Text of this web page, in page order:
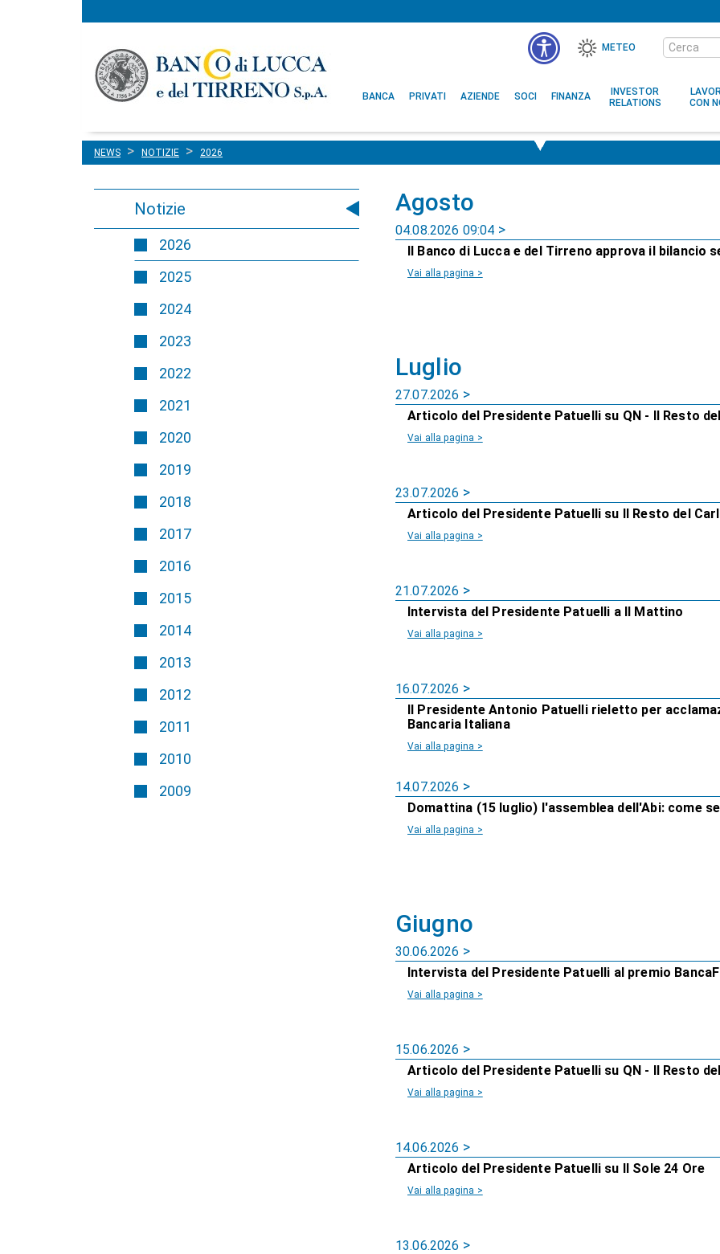
METEO
Cerca
nel
sito
principale
BANCA PRIVATI AZIENDE SOCI FINANZA
INVESTOR
RELATIONS
CON
NEWS NOTIZIE 2026
Notizie
2026
2025
2024
2023
2022
2021
2020
2019
2018
2017
2016
2015
2014
2013
2012
2011
2010
2009
Agosto
04.08.2026 09:04
Il Banco di Lucca e del Tirreno approva il bilancio
Vai alla pagina >
Luglio
27.07.2026
Articolo del Presidente Patuelli su QN - Il Resto
Vai alla pagina >
23.07.2026
Articolo del Presidente Patuelli su Il Resto del
Vai alla pagina >
21.07.2026
Intervista del Presidente Patuelli a Il Mattino
Vai alla pagina >
16.07.2026
Il Presidente Antonio Patuelli rieletto per
Bancaria Italiana
Vai alla pagina >
14.07.2026
Domattina (15 luglio) l'assemblea dell'Abi: come
Vai alla pagina >
Giugno
30.06.2026
Intervista del Presidente Patuelli al premio
Vai alla pagina >
15.06.2026
Articolo del Presidente Patuelli su QN - Il Resto
Vai alla pagina >
14.06.2026
Articolo del Presidente Patuelli su Il Sole 24 Ore
Vai alla pagina >
13.06.2026